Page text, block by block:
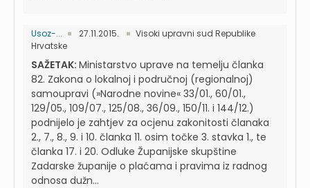
Usoz-... 27.11.2015.
Visoki upravni sud Republike
Hrvatske
SAŽETAK: Ministarstvo uprave na temelju članka
82. Zakona o lokalnoj i područnoj (regionalnoj)
samoupravi (»Narodne novine« 33/01., 60/01.,
129/05., 109/07., 125/08., 36/09., 150/11. i 144/12.)
podnijelo je zahtjev za ocjenu zakonitosti članaka
2., 7., 8., 9. i 10. članka 11. osim točke 3. stavka 1., te
članka 17. i 20. Odluke Županijske skupštine
Zadarske županije o plaćama i pravima iz radnog
odnosa dužn...